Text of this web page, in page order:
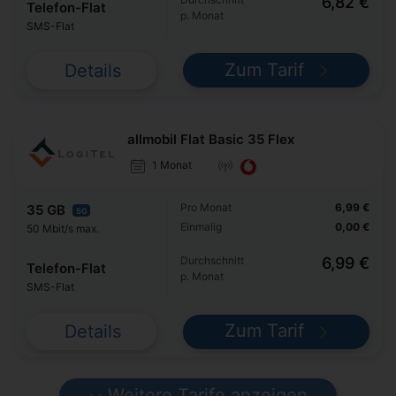
Telefon-Flat
SMS-Flat
p. Monat
Details Zum Tarif
allmobil Flat Basic 35 Flex
1 Monat
35 GB 5G
50 Mbit/s max.
Telefon-Flat
SMS-Flat
Pro Monat
Einmalig
6,99 €
0,00 €
Durchschnitt
p. Monat
6,99 €
Details Zum Tarif